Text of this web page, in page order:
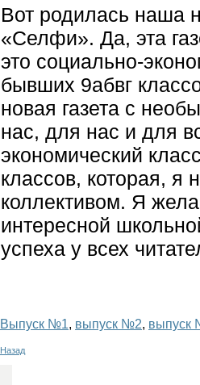
Вот родилась наша
«Селфи». Да, эта
это социально-
бывших 9абвг
новая газета с
нас, для нас и для
экономический
классов, которая,
коллективом. Я
интересной
успеха у всех
Выпуск №1, выпуск №2, выпуск
Назад